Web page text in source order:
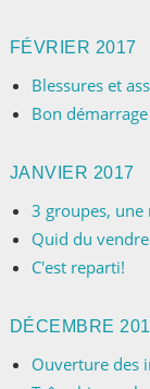
FÉVRIER 2017
Blessures et
Bon
JANVIER 2017
3 groupes,
Quid du
C'est reparti!
DÉCEMBRE
Ouverture des